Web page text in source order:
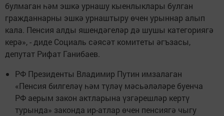
булмаган һәм эшкә урнашу кыенлыклары булган
гражданнарны эшкә урнаштыру өчен урыннар алып
кала. Пенсия алды яшендәгеләр дә шушы категориягә
керә», - диде Социаль сәясәт комитеты әгъзасы,
депутат Рифат Ганибаев.
РФ Президенты Владимир Путин имзалаган
«Пенсия билгеләү һәм түләү мәсьәләләре буенча
РФ аерым закон актларына үзгәрешләр кертү
турында» законда ир-атлар өчен пенсиягә чыгу